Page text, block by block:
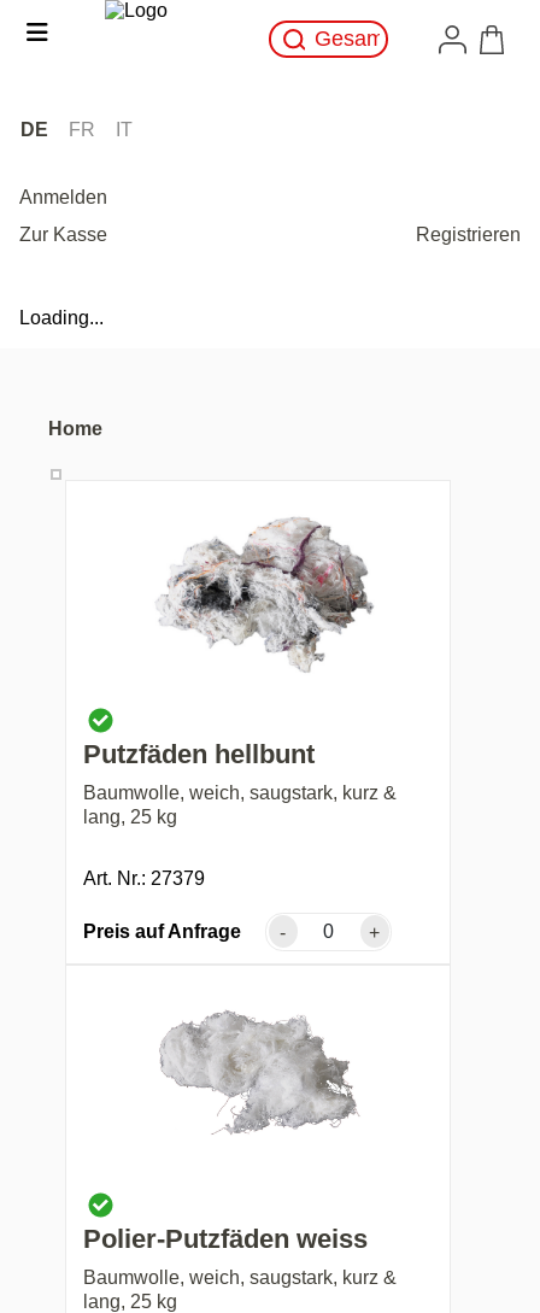
DE FR IT
Anmelden
Zur Kasse
Registrieren
Loading...
Home
Putzfäden hellbunt
Baumwolle, weich, saugstark, kurz &
lang, 25 kg
Art. Nr.: 27379
Preis auf Anfrage - +
Polier-Putzfäden weiss
Baumwolle, weich, saugstark, kurz &
lang, 25 kg